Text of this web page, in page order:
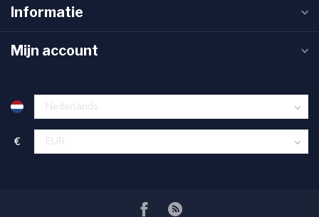
Informatie
Mijn account
€